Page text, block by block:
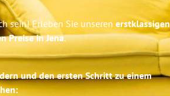
sein! Erleben Sie unseren erstklassigen
Preise in Jena.
und den ersten Schritt zu einem